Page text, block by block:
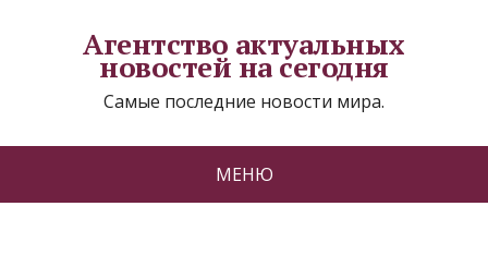
Агентство актуальных
новостей на сегодня
Самые последние новости мира.
МЕНЮ